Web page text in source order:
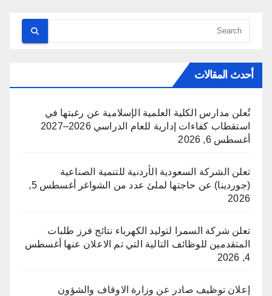
أحدث المقالات
تُعلن مدارس الكلية العلمية الإسلامية عن رغبتها في
استقطاب كفاءات إدارية للعام الدراسي 2026–2027
أغسطس 6, 2026
تعلن الشركة السعودية الأردنية للتنمية الصناعية
(جوردينا) عن حاجتها لملئ عدد من الشواغر
أغسطس 5,
2026
تعلن شركة السمرا لتوليد الكهرباء نتائج فرز طلبات
المتقدمين للوظائف التالية التي تم الاعلان عنها أغسطس
4, 2026
إعلان توظيف صادر عن وزارة الاوقاف والشؤون